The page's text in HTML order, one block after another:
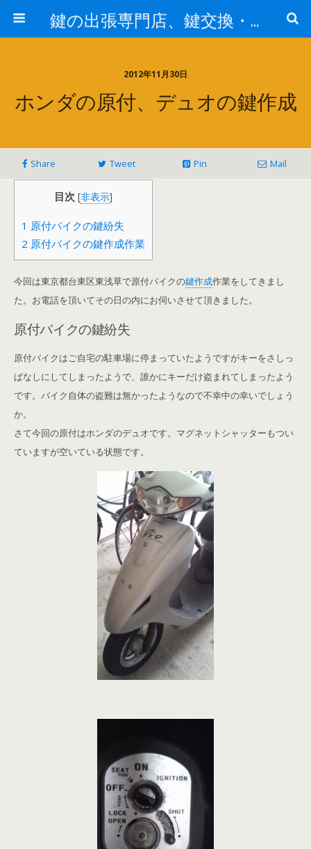
鍵の出張専門店、鍵交換・修理が格安料金/東京・埼玉・さいたま市
2012年11月30日
ホンダの原付、デュオの鍵作成
Share Tweet Pin Mail
目次 [非表示]
1 原付バイクの鍵紛失
2 原付バイクの鍵作成作業
今回は東京都台東区東浅草で原付バイクの鍵作成作業をしてきまし
た。お電話を頂いてその日の内にお伺いさせて頂きました。
原付バイクの鍵紛失
原付バイクはご自宅の駐車場に停まっていたようですがキーをさしっ
ぱなしにしてしまったようで、誰かにキーだけ盗まれてしまったよう
です。バイク自体の盗難は無かったようなので不幸中の幸いでしょう
か。
さて今回の原付はホンダのデュオです。マグネットシャッターもつい
ていますが空いている状態です。